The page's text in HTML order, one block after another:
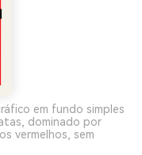
em fundo simples
dominado por
vermelhos, sem